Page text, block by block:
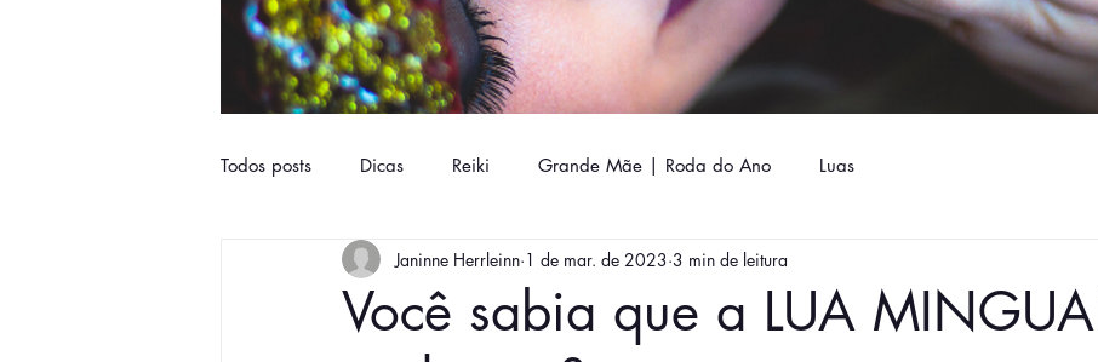
Todos posts Dicas Reiki Grande Mãe | Roda do Ano Luas
Você sabia que a LUA
Janinne Herrleinn 1 de mar. de 2023 3 min de leitura